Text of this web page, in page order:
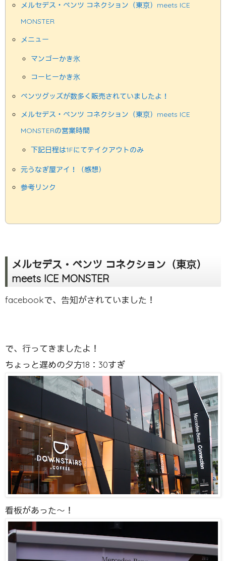
メルセデス・ベンツ コネクション（東京）meets ICE
MONSTER
メニュー
マンゴーかき氷
コーヒーかき氷
ベンツグッズが数多く販売されていましたよ！
メルセデス・ベンツ コネクション（東京）meets ICE
MONSTERの営業時間
下記日程は1Fにてテイクアウトのみ
元うなぎ屋アイ！（感想）
参考リンク
メルセデス・ベンツ コネクション（東京）
meets ICE MONSTER
facebookで、告知がされていました！
で、行ってきましたよ！
ちょっと遅めの夕方18：30すぎ
看板があった〜！